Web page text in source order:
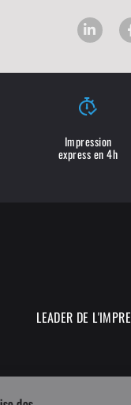
Impression
express en 4h
LEADER DE